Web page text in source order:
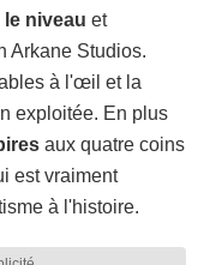
niveau et
Arkane Studios.
à l'œil et la
exploitée. En plus
aux quatre coins
est vraiment
à l'histoire.